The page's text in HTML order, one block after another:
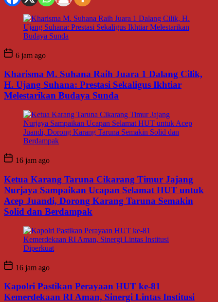
6 jam ago
Kharisma M. Suhana Raih Juara 1 Dalang Cilik,
H. Ujang Suhana: Prestasi Sekaligus Ikhtiar
Melestarikan Budaya Sunda
16 jam ago
Ketua Karang Taruna Cikarang Timur Jajang
Nurjaya Sampaikan Ucapan Selamat HUT untuk
Acep Juandi, Dorong Karang Taruna Semakin
Solid dan Berdampak
16 jam ago
Kapolri Pastikan Perayaan HUT ke-81
Kemerdekaan RI Aman, Sinergi Lintas Institusi